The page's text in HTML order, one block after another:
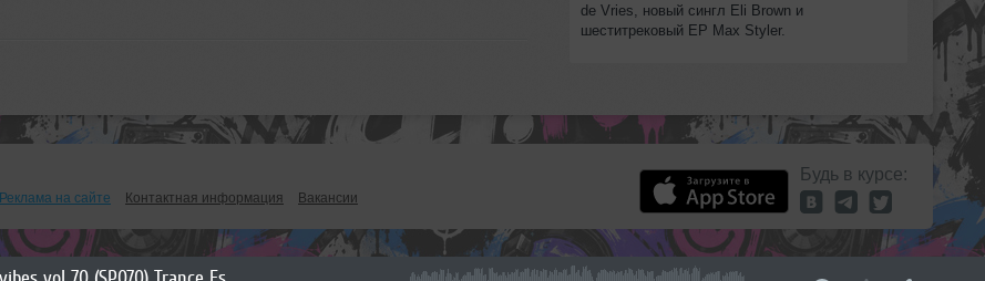
de Vries, новый сингл Eli Brown и
шеститрековый EP Max Styler.
Реклама на сайте Контактная информация Вакансии
Будь в курсе: